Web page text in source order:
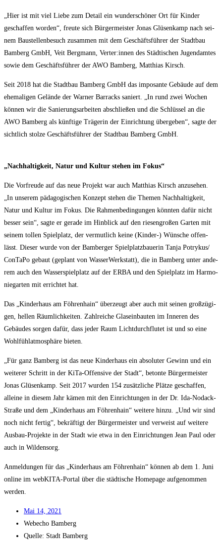
„Hier ist mit viel Lie­be zum Detail ein wun­der­schö­ner Ort für Kin­der
geschaf­fen wor­den“, freu­te sich Bür­ger­meis­ter Jonas Glüsen­kamp nach sei­
nem Bau­stel­len­be­such zusam­men mit dem Geschäfts­füh­rer der Stadt­bau
Bam­berg GmbH, Veit Berg­mann, Verter:innen des Städ­ti­schen Jugend­am­tes
sowie dem Geschäfts­füh­rer der AWO Bam­berg, Mat­thi­as Kirsch.
Seit 2018 hat die Stadt­bau Bam­berg GmbH das impo­san­te Gebäu­de auf dem
ehe­ma­li­gen Gelän­de der War­ner Bar­racks saniert. „In rund zwei Wochen
kön­nen wir die Sanie­rungs­ar­bei­ten abschlie­ßen und die Schlüs­sel an die
AWO Bam­berg als künf­ti­ge Trä­ge­rin der Ein­rich­tung über­ge­ben“, sag­te der
sicht­lich stol­ze Geschäfts­füh­rer der Stadt­bau Bam­berg GmbH.
„Nach­hal­tig­keit, Natur und Kul­tur ste­hen im Fokus“
Die Vor­freu­de auf das neue Pro­jekt war auch Mat­thi­as Kirsch anzu­se­hen.
„In unse­rem päd­ago­gi­schen Kon­zept ste­hen die The­men Nach­hal­tig­keit,
Natur und Kul­tur im Fokus. Die Rah­men­be­din­gun­gen könn­ten dafür nicht
bes­ser sein“, sag­te er gera­de im Hin­blick auf den rie­sen­gro­ßen Gar­ten mit
sei­nem tol­len Spiel­platz, der ver­mut­lich kei­ne (Kin­der-) Wün­sche offen­
lässt. Die­ser wur­de von der Bam­ber­ger Spiel­platz­baue­rin Tan­ja Potrykus/​
ConTaPo gebaut (geplant von Was­ser­Werk­statt), die in Bam­berg unter ande­
rem auch den Was­ser­spiel­platz auf der ERBA und den Spiel­platz im Har­mo­
nie­gar­ten mit errich­tet hat.
Das „Kin­der­haus am Föh­ren­hain“ über­zeugt aber auch mit sei­nen groß­zü­gi­
gen, hel­len Räum­lich­kei­ten. Zahl­rei­che Glas­ein­bau­ten im Inne­ren des
Gebäu­des sor­gen dafür, dass jeder Raum Licht­durch­flu­tet ist und so eine
Wohl­fühl­at­mo­sphä­re bieten.
„Für ganz Bam­berg ist das neue Kin­der­haus ein abso­lu­ter Gewinn und ein
wei­te­rer Schritt in der KiTa-Offen­si­ve der Stadt“, beton­te Bür­ger­meis­ter
Jonas Glüsen­kamp. Seit 2017 wur­den 154 zusätz­li­che Plät­ze geschaf­fen,
allei­ne in die­sem Jahr kämen mit den Ein­rich­tun­gen in der Dr. Ida-Nodack-
Stra­ße und dem „Kin­der­haus am Föh­ren­hain“ wei­te­re hin­zu. „Und wir sind
noch nicht fer­tig“, bekräf­tigt der Bür­ger­meis­ter und ver­weist auf wei­te­re
Aus­bau-Pro­jek­te in der Stadt wie etwa in den Ein­rich­tun­gen Jean Paul oder
auch in Wildensorg.
Anmel­dun­gen für das „Kin­der­haus am Föh­ren­hain“ kön­nen ab dem 1. Juni
online im web­KI­TA-Por­tal über die städ­ti­sche Home­page auf­ge­nom­men
werden.
Mai 14, 2021
Web­echo Bamberg
Quel­le: Stadt Bamberg